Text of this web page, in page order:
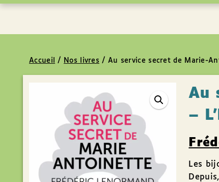
Accueil / Nos livres / Au service secret de Marie-
Au
–
Les